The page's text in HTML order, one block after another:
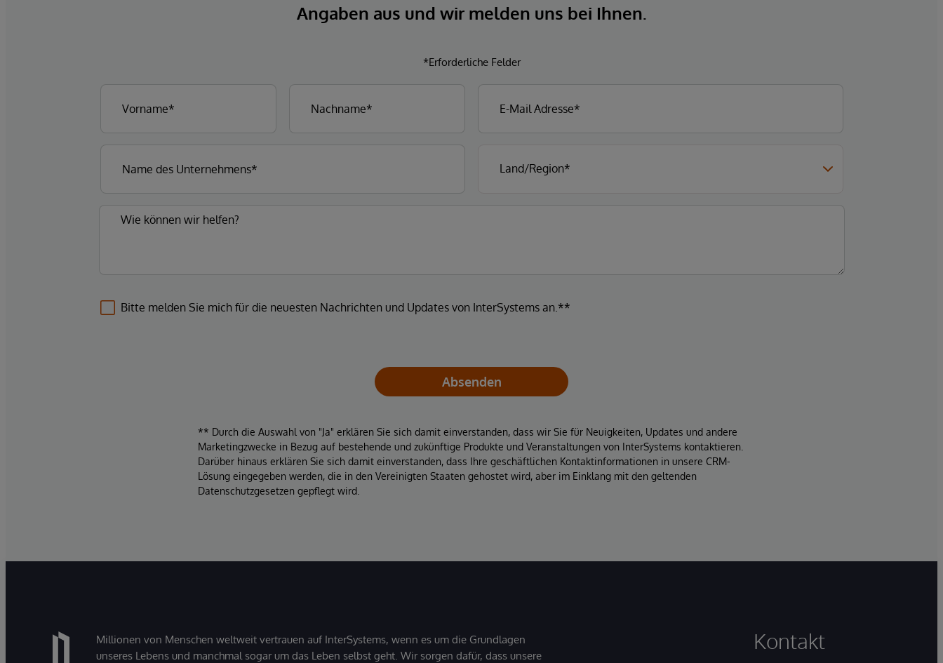
Angaben aus und wir melden uns bei Ihnen.
*Erforderliche Felder
Bitte melden Sie mich für die neuesten Nachrichten und Updates von InterSystems an.**
Absenden
** Durch die Auswahl von "Ja" erklären Sie sich damit einverstanden, dass wir Sie für Neuigkeiten, Updates und andere
Marketingzwecke in Bezug auf bestehende und zukünftige Produkte und Veranstaltungen von InterSystems kontaktieren.
Darüber hinaus erklären Sie sich damit einverstanden, dass Ihre geschäftlichen Kontaktinformationen in unsere CRM-
Lösung eingegeben werden, die in den Vereinigten Staaten gehostet wird, aber im Einklang mit den geltenden
Datenschutzgesetzen gepflegt wird.
Millionen von Menschen weltweit vertrauen auf InterSystems, wenn es um die Grundlagen
unseres Lebens und manchmal sogar um das Leben selbst geht. Wir sorgen dafür, dass unsere
Kontakt